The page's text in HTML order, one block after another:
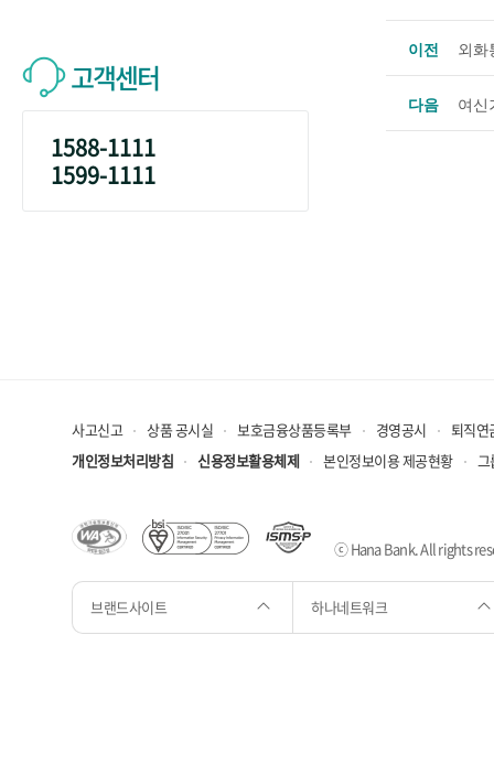
고객센터
1588-1111
1599-1111
이전 외화
다음 여신
사고신고 상품 공시실 보호금융상품등록부 경영공시
퇴직연
개인정보처리방침
신용정보활용체제 본인정보이용 제공현황 그
ⓒ Hana Bank. All rights
브랜드사이트 하나네트워크